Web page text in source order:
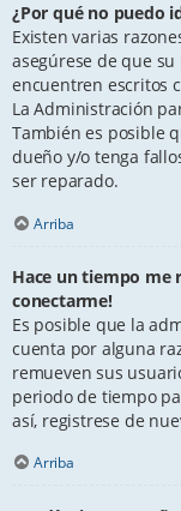
¿Por qué no puedo
Existen varias
asegúrese de que
encuentren escritos
La Administración
También es posible
dueño y/o tenga
ser reparado.
Arriba
Hace un tiempo me
conectarme!
Es posible que la
cuenta por alguna
remueven sus
periodo de tiempo
así, registrese de
Arriba